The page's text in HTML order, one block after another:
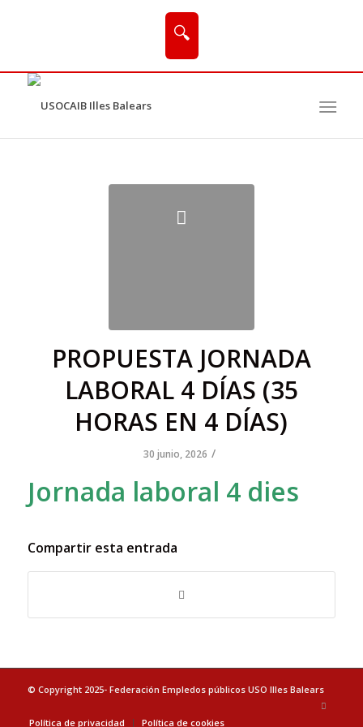
🔍
PROPUESTA JORNADA
LABORAL 4 DÍAS (35
HORAS EN 4 DÍAS)
30 junio, 2026 /
Jornada laboral 4 dies
Compartir esta entrada
© Copyright 2025- Federación Empledos públicos USO Illes Balears
Política de privacidad Política de cookies